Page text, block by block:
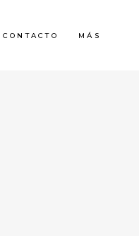
CONTACTO MÁS